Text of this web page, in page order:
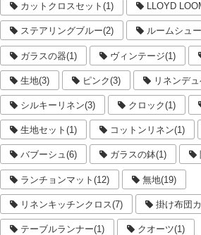
カットクロスセット(1) LLOYD
ステアリングブルー(2) ルームシュ
ガラスの器(1) ヴィンテージ(1)
生地(3) ピンク(3) リネンデ
シルキーリネン(3) クロック(1)
生地セット(1) コットンリネン(1)
バブーシュ(6) ガラスの鉢(1)
ランチョンマット(12) 無地(19)
リネンキッチンクロス(7) 掛け布団
テーブルランナー(1) クオーツ(1)